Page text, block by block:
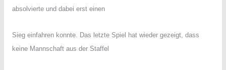
absolvierte und dabei erst einen
Sieg einfahren konnte. Das letzte Spiel hat wieder gezeigt, dass
keine Mannschaft aus der Staffel